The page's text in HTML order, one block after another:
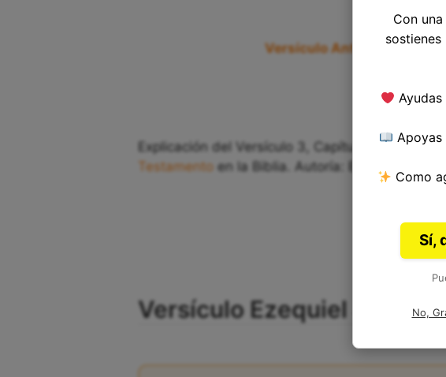
Versículo Anterior|
Explicación del Versículo 3, Capítulo 48, Libro
Testamentoen la Biblia. Autoría: Ezequiel.
Versículo Ezequiel 48:3 de
Con
Apoyas
Como
Sí,
No,